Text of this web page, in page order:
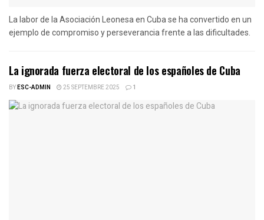
La labor de la Asociación Leonesa en Cuba se ha convertido en un
ejemplo de compromiso y perseverancia frente a las dificultades.
La ignorada fuerza electoral de los españoles de Cuba
BYESC-ADMIN 25 SEPTEMBRE 2025 1